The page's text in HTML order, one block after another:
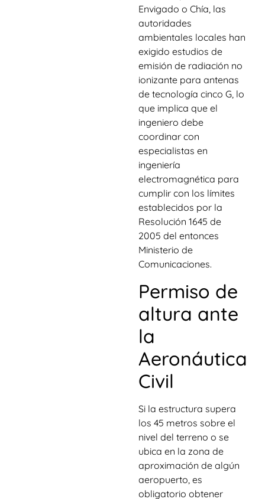
Envigado o Chía, las
autoridades
ambientales locales han
exigido estudios de
emisión de radiación no
ionizante para antenas
de tecnología cinco G, lo
que implica que el
ingeniero debe
coordinar con
especialistas en
ingeniería
electromagnética para
cumplir con los límites
establecidos por la
Resolución 1645 de
2005 del entonces
Ministerio de
Comunicaciones.
Permiso de
altura ante
la
Aeronáutica
Civil
Si la estructura supera
los 45 metros sobre el
nivel del terreno o se
ubica en la zona de
aproximación de algún
aeropuerto, es
obligatorio obtener